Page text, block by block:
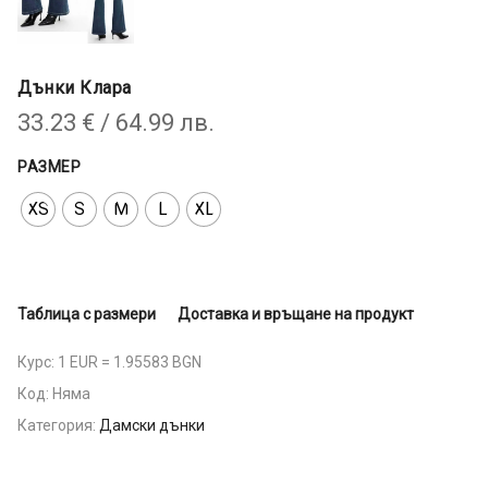
Дънки Клара
33.23 € / 64.99 лв.
РАЗМЕР
XS S M L XL
Таблица с размери Доставка и връщане на продукт
Курс: 1 EUR = 1.95583 BGN
Код: Няма
Категория: Дамски дънки